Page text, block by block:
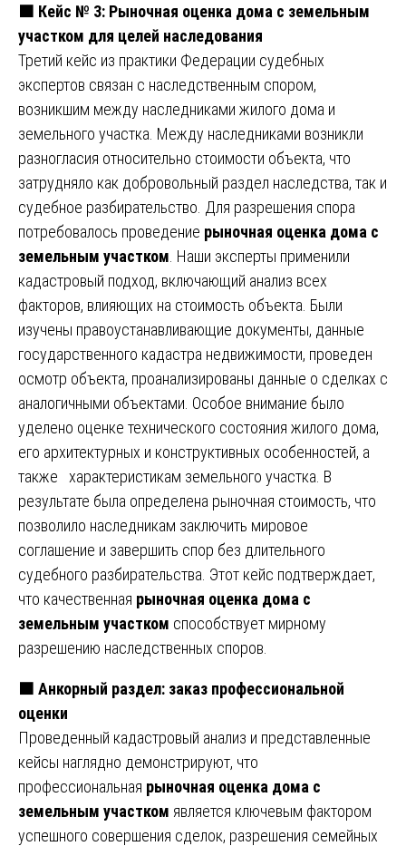
🟧 Кейс № 3: Рыночная оценка дома с земельным
участком для целей наследования
Третий кейс из практики Федерации судебных
экспертов связан с наследственным спором,
возникшим между наследниками жилого дома и
земельного участка. Между наследниками возникли
разногласия относительно стоимости объекта, что
затрудняло как добровольный раздел наследства, так и
судебное разбирательство. Для разрешения спора
потребовалось проведение рыночная оценка дома с
земельным участком . Наши эксперты применили
кадастровый подход, включающий анализ всех
факторов, влияющих на стоимость объекта. Были
изучены правоустанавливающие документы, данные
государственного кадастра недвижимости, проведен
осмотр объекта, проанализированы данные о сделках с
аналогичными объектами. Особое внимание было
уделено оценке технического состояния жилого дома,
его архитектурных и конструктивных особенностей, а
также характеристикам земельного участка. В
результате была определена рыночная стоимость, что
позволило наследникам заключить мировое
соглашение и завершить спор без длительного
судебного разбирательства. Этот кейс подтверждает,
что качественная рыночная оценка дома с
земельным участком способствует мирному
разрешению наследственных споров.
🟧 Анкорный раздел: заказ профессиональной
оценки
Проведенный кадастровый анализ и представленные
кейсы наглядно демонстрируют, что
профессиональная рыночная оценка дома с
земельным участком является ключевым фактором
успешного совершения сделок, разрешения семейных